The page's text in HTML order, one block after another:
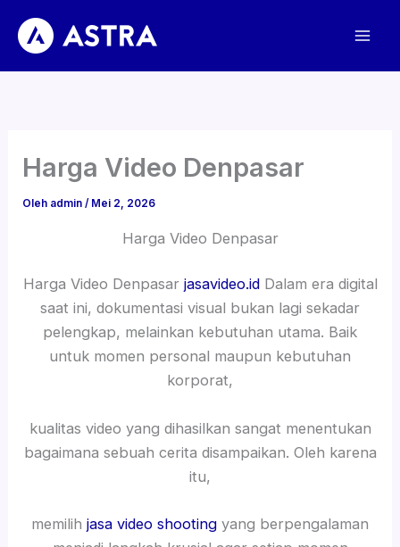
konten
Harga Video Denpasar
Oleh admin/ Mei 2, 2026
Harga Video Denpasar
Harga Video Denpasar jasavideo.idDalam era digital
saat ini, dokumentasi visual bukan lagi sekadar
pelengkap, melainkan kebutuhan utama. Baik
untuk momen personal maupun kebutuhan
korporat,
kualitas video yang dihasilkan sangat menentukan
bagaimana sebuah cerita disampaikan. Oleh karena
itu,
memilih jasa video shooting yang berpengalaman